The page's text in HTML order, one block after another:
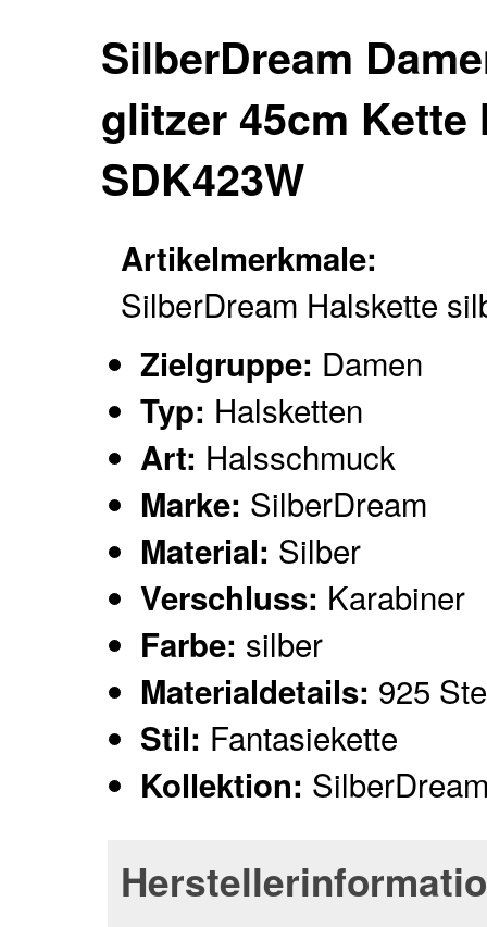
SilberDream
glitzer 45cm Kette
SDK423W
Artikelmerkmale:
SilberDream Halskette
Zielgruppe: Damen
Typ: Halsketten
Art: Halsschmuck
Marke: SilberDream
Material: Silber
Verschluss: Karabiner
Farbe: silber
Materialdetails: 925
Stil: Fantasiekette
Kollektion: